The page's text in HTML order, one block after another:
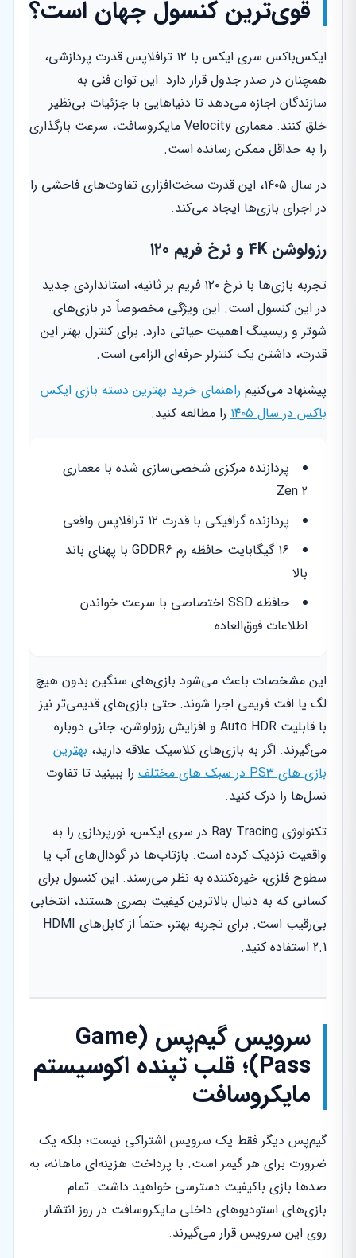
قوی‌ترین کنسول جهان است؟
ایکس‌باکس سری ایکس با ۱۲ ترافلاپس قدرت پردازشی،
همچنان در صدر جدول قرار دارد. این توان فنی به
سازندگان اجازه می‌دهد تا دنیاهایی با جزئیات بی‌نظیر
خلق کنند. معماری Velocity مایکروسافت، سرعت بارگذاری
را به حداقل ممکن رسانده است.
در سال ۱۴۰۵، این قدرت سخت‌افزاری تفاوت‌های فاحشی را
در اجرای بازی‌ها ایجاد می‌کند.
رزولوشن 4K و نرخ فریم ۱۲۰
تجربه بازی‌ها با نرخ ۱۲۰ فریم بر ثانیه، استانداردی جدید
در این کنسول است. این ویژگی مخصوصاً در بازی‌های
شوتر و ریسینگ اهمیت حیاتی دارد. برای کنترل بهتر این
قدرت، داشتن یک کنترلر حرفه‌ای الزامی است.
پیشنهاد می‌کنیم راهنمای خرید بهترین دسته بازی ایکس
باکس در سال ۱۴۰۵
را مطالعه کنید.
پردازنده مرکزی شخصی‌سازی شده با معماری
Zen 2
پردازنده گرافیکی با قدرت ۱۲ ترافلاپس واقعی
۱۶ گیگابایت حافظه رم GDDR6 با پهنای باند
بالا
حافظه SSD اختصاصی با سرعت خواندن
اطلاعات فوق‌العاده
این مشخصات باعث می‌شود بازی‌های سنگین بدون هیچ
لگ یا افت فریمی اجرا شوند. حتی بازی‌های قدیمی‌تر نیز
با قابلیت Auto HDR و افزایش رزولوشن، جانی دوباره
می‌گیرند. اگر به بازی‌های کلاسیک علاقه دارید، بهترین
بازی های PS3 در سبک های مختلف
را ببینید تا تفاوت
نسل‌ها را درک کنید.
تکنولوژی Ray Tracing در سری ایکس، نورپردازی را به
واقعیت نزدیک کرده است. بازتاب‌ها در گودال‌های آب یا
سطوح فلزی، خیره‌کننده به نظر می‌رسند. این کنسول برای
کسانی که به دنبال بالاترین کیفیت بصری هستند، انتخابی
بی‌رقیب است. برای تجربه بهتر، حتماً از کابل‌های HDMI
2.1 استفاده کنید.
سرویس گیم‌پس (Game
Pass)؛ قلب تپنده اکوسیستم
مایکروسافت
گیم‌پس دیگر فقط یک سرویس اشتراکی نیست؛ بلکه یک
ضرورت برای هر گیمر است. با پرداخت هزینه‌ای ماهانه، به
صدها بازی باکیفیت دسترسی خواهید داشت. تمام
بازی‌های استودیوهای داخلی مایکروسافت در روز انتشار
روی این سرویس قرار می‌گیرند.